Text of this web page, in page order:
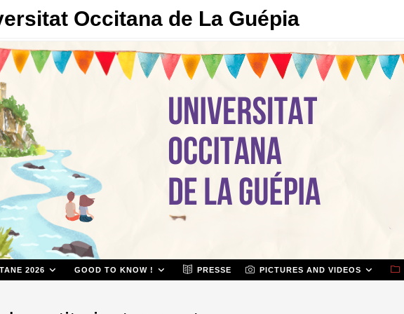
Occitana de La Guépia
2026 GOOD TO KNOW ! PRESSE PICTURES AND VIDEOS